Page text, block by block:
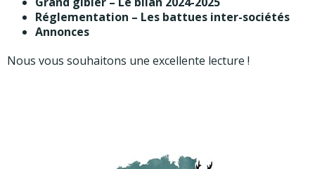
Réglementation – Les battues inter-sociétés
Annonces
Nous vous souhaitons une excellente lecture !